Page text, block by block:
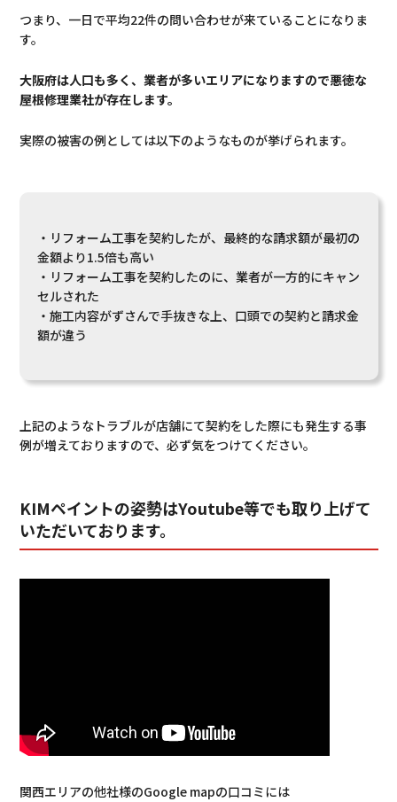
つまり、一日で平均22件の問い合わせが来ていることになりま
す。
大阪府は人口も多く、業者が多いエリアになりますので悪徳な
屋根修理業社が存在します。
実際の被害の例としては以下のようなものが挙げられます。
・ リフォーム工事を契約したが、最終的な請求額が最初の
金額より1.5倍も高い
・リフォーム工事を契約したのに、業者が一方的にキャン
セルされた
・施工内容がずさんで手抜きな上、口頭での契約と請求金
額が違う
上記のようなトラブルが店舗にて契約をした際にも発生する事
例が増えておりますので、必ず気をつけてください。
KIMペイントの姿勢はYoutube等でも取り上げて
いただいております。
関西エリアの他社様のGoogle mapの口コミには